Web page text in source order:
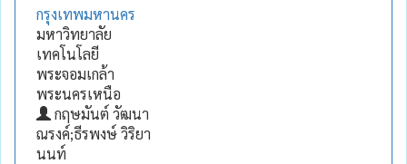
กรุงเทพมหานคร
มหาวิทยาลัย
เทคโนโลยี
พระจอมเกล้า
พระนครเหนือ
กฤษมันต์ วัฒนา
ณรงค์;ธีรพงษ์ วิริยา
นนท์